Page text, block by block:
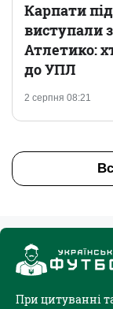
2 серпня 08:21
Карпати
виступали
Атлетико:
до УПЛ
При цитуванні